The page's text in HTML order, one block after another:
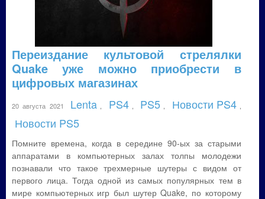
Переиздание культовой стрелялки
Quake уже можно приобрести в
цифровых магазинах
20 августа 2021 Lenta PS4 PS5 Новости PS4
Новости PS5
Помните времена, когда в середине 90-ых за старыми
аппаратами в компьютерных залах толпы молодежи
познавали что такое трехмерные шутеры с видом от
первого лица. Тогда одной из самых популярных тем в
мире компьютерных игр был шутер Quake, по которому